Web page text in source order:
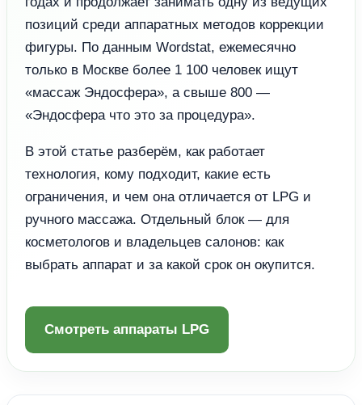
позиций среди аппаратных методов коррекции
фигуры. По данным Wordstat, ежемесячно
только в Москве более 1 100 человек ищут
«массаж Эндосфера», а свыше 800 —
«Эндосфера что это за процедура».
В этой статье разберём, как работает
технология, кому подходит, какие есть
ограничения, и чем она отличается от LPG и
ручного массажа. Отдельный блок — для
косметологов и владельцев салонов: как
выбрать аппарат и за какой срок он окупится.
Смотреть аппараты LPG